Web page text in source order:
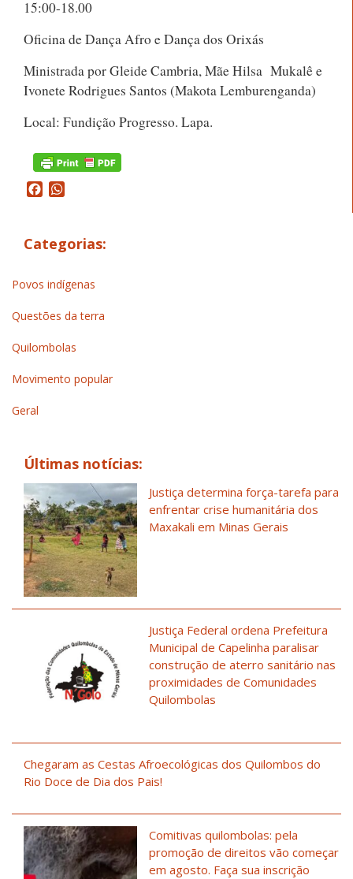
15:00-18.00
Oficina de Dança Afro e Dança dos Orixás
Ministrada por Gleide Cambria, Mãe Hilsa Mukalê e
Ivonete Rodrigues Santos (Makota Lemburenganda)
Local: Fundição Progresso. Lapa.
Facebook
Categorias:
Povos indígenas
Questões da terra
Quilombolas
Movimento popular
Geral
Últimas notícias:
Justiça determina força-tarefa para
enfrentar crise humanitária dos
Maxakali em Minas Gerais
Justiça Federal ordena Prefeitura
Municipal de Capelinha paralisar
construção de aterro sanitário nas
proximidades de Comunidades
Quilombolas
Chegaram as Cestas Afroecológicas dos Quilombos do
Rio Doce de Dia dos Pais!
Comitivas quilombolas: pela
promoção de direitos vão começar
em agosto. Faça sua inscrição